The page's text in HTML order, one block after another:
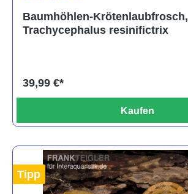
Baumhöhlen-Krötenlaubfrosch,
Trachycephalus resinifictrix
39,99 €*
Kaufen
Tipp